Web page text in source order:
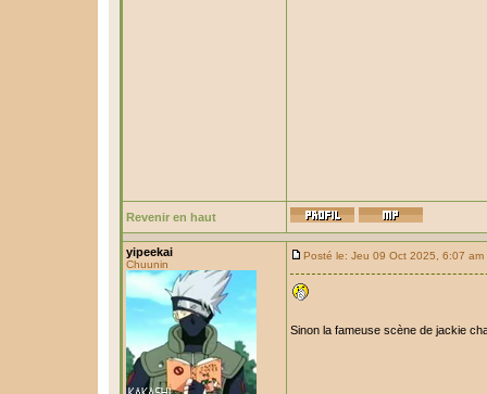
Revenir en haut
yipeekai
Chuunin
Posté le: Jeu 09 Oct 2025, 6:07 am
Sinon la fameuse scène de jackie